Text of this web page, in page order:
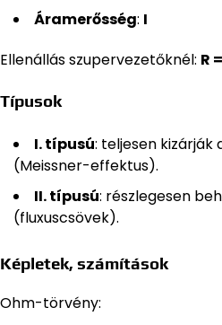
Áramerősség: I
Ellenállás szupervezetőknél: R
Típusok
I. típusú: teljesen kizárják
(Meissner-effektus).
II. típusú: részlegesen
(fluxuscsövek).
Képletek, számítások
Ohm-törvény: